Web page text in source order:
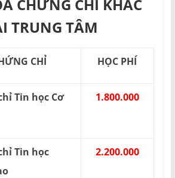
CHỨNG CHỈ KHÁC
TRUNG TÂM
CHỈ HỌC PHÍ
Tin học Cơ
1.800.000
Tin học
2.200.000